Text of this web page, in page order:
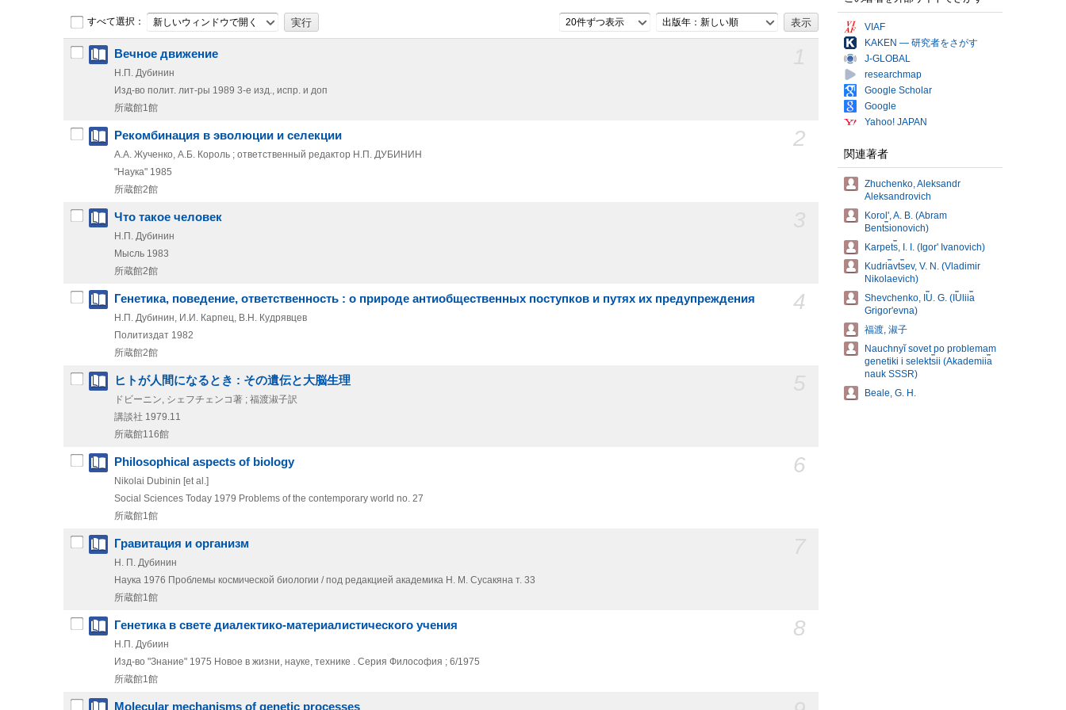
すべて選択： 新しいウィンドウで開く 20件ずつ表示 出版年：新しい順
Вечное движение
Н.П. Дубинин
Изд-во полит. лит-ры 1989 3-е изд., испр. и доп
所蔵館1館
2
Рекомбинация в эволюции и селекции
А.А. Жученко, А.Б. Король ; ответственный редактор Н.П. ДУБИНИН
"Наука" 1985
所蔵館2館
Что такое человек
Н.П. Дубинин
Мысль 1983
所蔵館2館
4
Генетика, поведение, ответственность : о природе антиобщественных поступков и путях их предупреждения
Н.П. Дубинин, И.И. Карпец, В.Н. Кудрявцев
Политиздат 1982
所蔵館2館
ヒトが人間になるとき : その遺伝と大脳生理
ドビーニン, シェフチェンコ著 ; 福渡淑子訳
講談社 1979.11
所蔵館116館
6
Philosophical aspects of biology
Nikolai Dubinin [et al.]
Social Sciences Today 1979 Problems of the contemporary world no. 27
所蔵館1館
Гравитация и организм
Н. П. Дубинин
Наука 1976 Проблемы космической биологии / под редакцией академика Н. М. Сусакяна т. 33
所蔵館1館
8
Генетика в свете диалектико-материалистического учения
Н.П. Дубиин
Изд-во "Знание" 1975 Новое в жизни, науке, технике . Серия Философия ; 6/1975
所蔵館1館
Molecular mechanisms of genetic processes
VIAF
KAKEN — 研究者をさがす
J-GLOBAL
researchmap
Google Scholar
Google
Yahoo! JAPAN
関連著者
Zhuchenko, Aleksandr
Aleksandrovich
Korolʹ, A. B. (Abram
Bent︠s︡ionovich)
Karpet︠s︡, I. I. (Igorʹ Ivanovich)
Kudri︠a︡vt︠s︡ev, V. N. (Vladimir
Nikolaevich)
Shevchenko, I︠U︡. G. (I︠U︡lii︠a︡
Grigorʹevna)
福渡, 淑子
Nauchnyĭ sovet po problemam
genetiki i selekt︠s︡ii (Akademii︠a︡
nauk SSSR)
Beale, G. H.